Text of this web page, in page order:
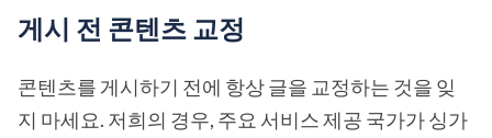
게시 전 콘텐츠 교정
콘텐츠를 게시하기 전에 항상 글을 교정하는 것을 잊
지 마세요. 저희의 경우, 주요 서비스 제공 국가가 싱가